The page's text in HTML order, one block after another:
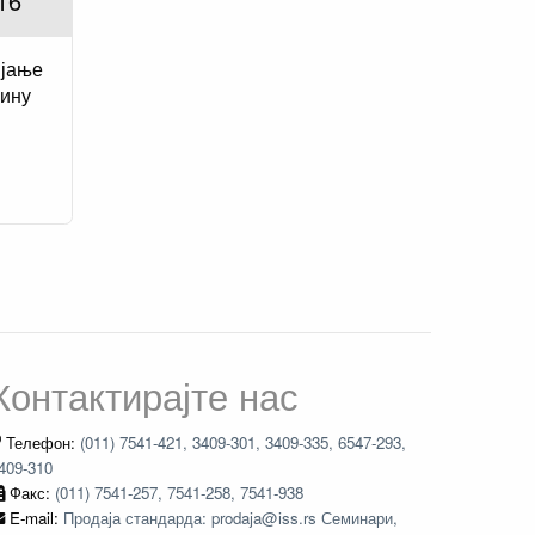
нас
Телефон: (011) 7541-421, 3409-301, 3409-335, 6547-293,
310
Факс: (011) 7541-257, 7541-258, 7541-938
E-mail: Продаја стандарда: prodaja@iss.rs Семинари,